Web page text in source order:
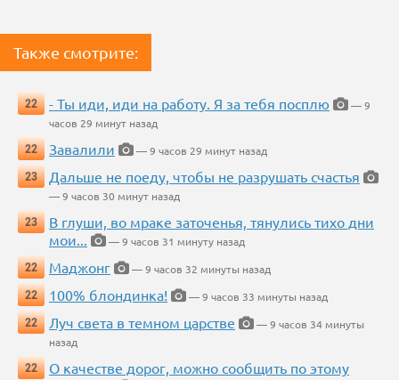
Также смотрите:
22 - Ты иди, иди на работу. Я за тебя посплю
— 9
часов 29 минут назад
22
Завалили
— 9 часов 29 минут назад
23
Дальше не поеду, чтобы не разрушать счастья
— 9 часов 30 минут назад
23
В глуши, во мраке заточенья, тянулись тихо дни
мои...
— 9 часов 31 минуту назад
22
Маджонг
— 9 часов 32 минуты назад
22
100% блондинка!
— 9 часов 33 минуты назад
22
Луч света в темном царстве
— 9 часов 34 минуты
назад
22
О качестве дорог, можно сообщить по этому